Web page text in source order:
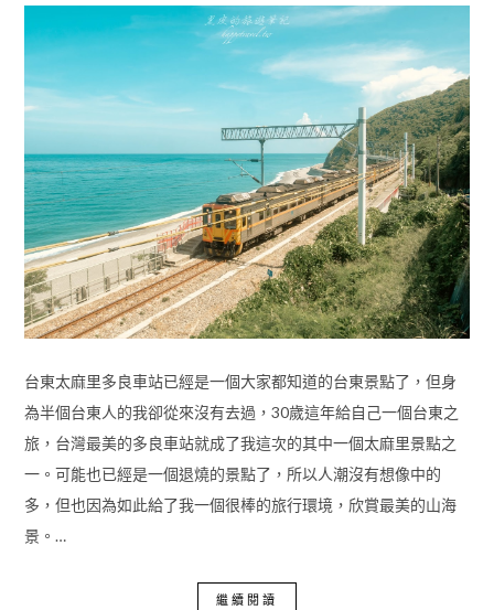
台東太麻里多良車站已經是一個大家都知道的台東景點了，但身
為半個台東人的我卻從來沒有去過，30歲這年給自己一個台東之
旅，台灣最美的多良車站就成了我這次的其中一個太麻里景點之
一。可能也已經是一個退燒的景點了，所以人潮沒有想像中的
多，但也因為如此給了我一個很棒的旅行環境，欣賞最美的山海
景。…
繼續閱讀